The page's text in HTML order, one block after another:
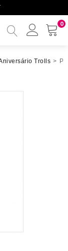
0
Minha
Trolls >